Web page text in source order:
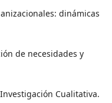
dinámicas
de necesidades y
Cualitativa.